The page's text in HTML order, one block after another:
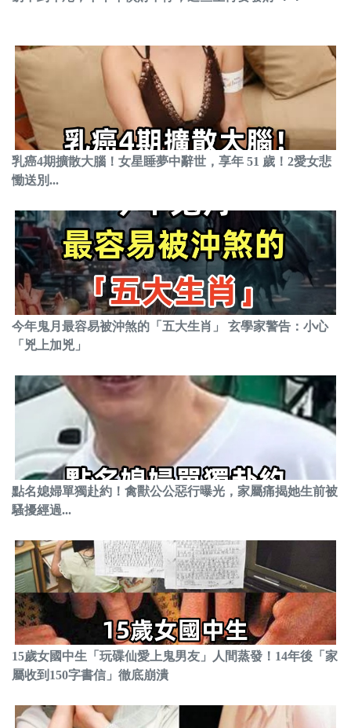
乳癌4期擴散大腦！女星睡夢中辭世，享年 51 歲！2愛女悲
慟送別...
今年鬼月最容易被沖煞的「五大生肖」 玄學家警告：小心
「兇上加兇」
點名媳婦單獨赴約！禽獸公公惡行曝光，家屬痛揭她生前被
騷擾經過...
15歲女國中生「玩碟仙愛上鬼男友」人間蒸發！14年後「家
屬收到150字書信」徹底崩潰